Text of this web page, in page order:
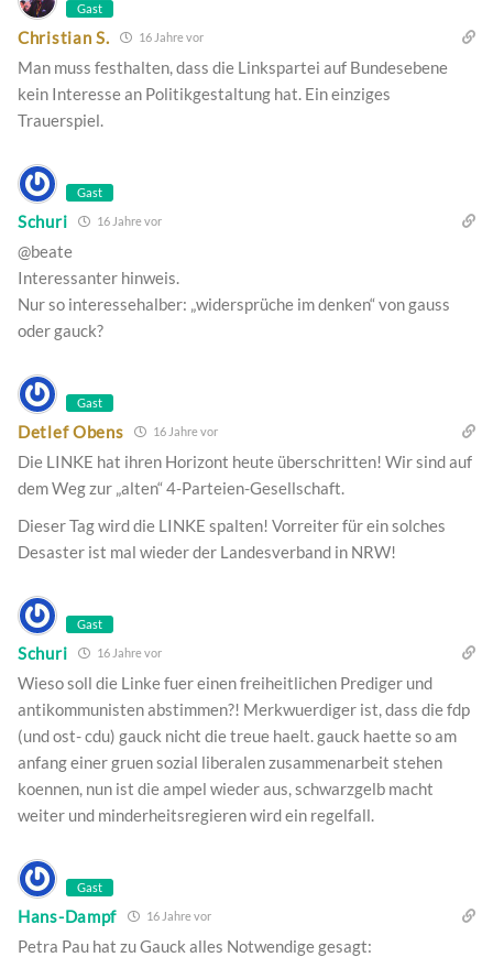
Gast
Christian S. 16 Jahre vor
Man muss festhalten, dass die Linkspartei auf Bundesebene
kein Interesse an Politikgestaltung hat. Ein einziges
Trauerspiel.
Gast
Schuri 16 Jahre vor
@beate
Interessanter hinweis.
Nur so interessehalber: „widersprüche im denken“ von gauss
oder gauck?
Gast
Detlef Obens 16 Jahre vor
Die LINKE hat ihren Horizont heute überschritten! Wir sind auf
dem Weg zur „alten“ 4-Parteien-Gesellschaft.
Dieser Tag wird die LINKE spalten! Vorreiter für ein solches
Desaster ist mal wieder der Landesverband in NRW!
Gast
Schuri 16 Jahre vor
Wieso soll die Linke fuer einen freiheitlichen Prediger und
antikommunisten abstimmen?! Merkwuerdiger ist, dass die fdp
(und ost- cdu) gauck nicht die treue haelt. gauck haette so am
anfang einer gruen sozial liberalen zusammenarbeit stehen
koennen, nun ist die ampel wieder aus, schwarzgelb macht
weiter und minderheitsregieren wird ein regelfall.
Gast
Hans-Dampf 16 Jahre vor
Petra Pau hat zu Gauck alles Notwendige gesagt: